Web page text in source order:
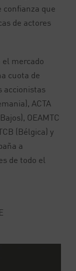
confianza que
de actores
el mercado
cuota de
accionistas
ACTA
OEAMTC
(Bélgica) y
a
de todo el